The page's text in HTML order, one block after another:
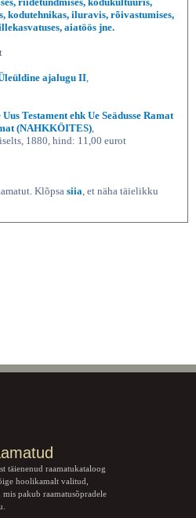
kodutehnikas, iluravis, rõivastumises,
aiatöös jne.
ajalugu II,
Testament ehk Ue Seädusse Ramat
(NAHKKÖITES),
1880, hind: 11,00 eurot
Klõpsa siia, et näha täielikku
täienenud raamatukataloog
hoolikamalt valitud,
pakub raamatusõpradele